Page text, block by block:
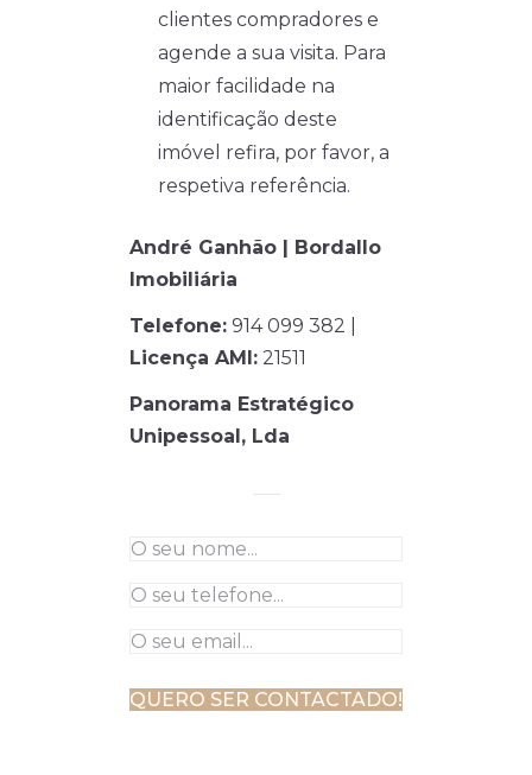
clientes compradores e
agende a sua visita. Para
maior facilidade na
identificação deste
imóvel refira, por favor, a
respetiva referência.
André Ganhão | Bordallo
Imobiliária
Telefone: 914 099 382 |
Licença AMI: 21511
Panorama Estratégico
Unipessoal, Lda